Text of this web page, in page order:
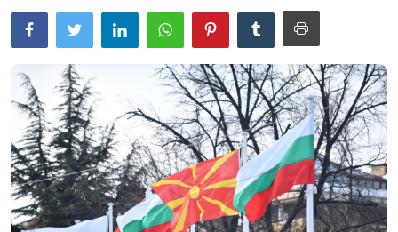
LAJME NGA BOTA
SHOWBIZ
SPORT
SHENDETI
JETA
Gallery